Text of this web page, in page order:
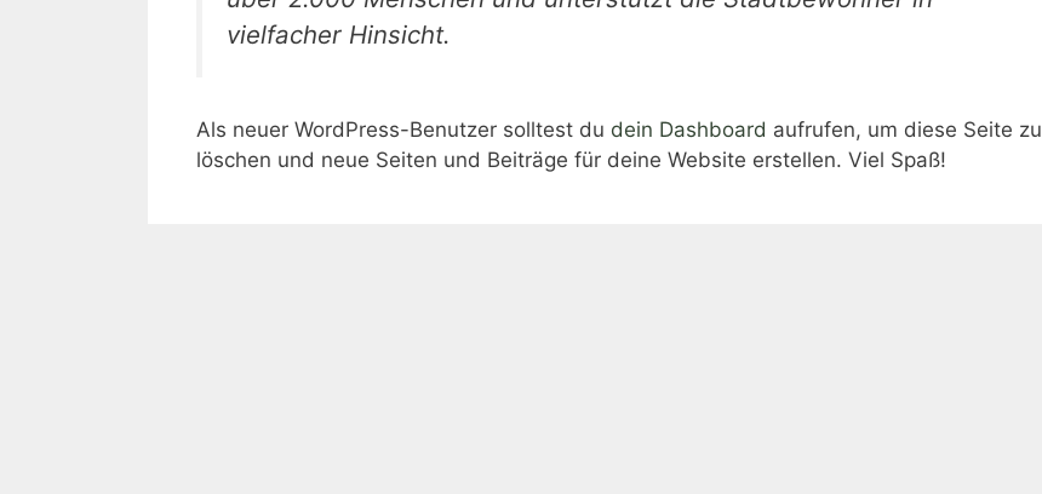
vielfacher Hinsicht.
Als neuer WordPress-Benutzer solltest du dein Dashboard aufrufen, um diese Seite zu
löschen und neue Seiten und Beiträge für deine Website erstellen. Viel Spaß!